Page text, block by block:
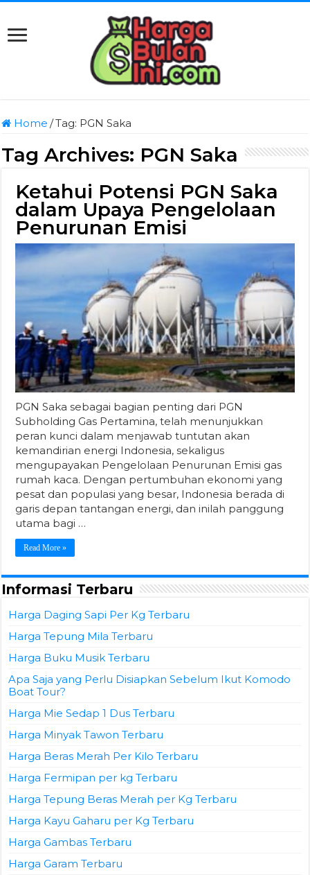
Home /Tag: PGN Saka
Tag Archives: PGN Saka
Ketahui Potensi PGN Saka
dalam Upaya Pengelolaan
Penurunan Emisi
PGN Saka sebagai bagian penting dari PGN
Subholding Gas Pertamina, telah menunjukkan
peran kunci dalam menjawab tuntutan akan
kemandirian energi Indonesia, sekaligus
mengupayakan Pengelolaan Penurunan Emisi gas
rumah kaca. Dengan pertumbuhan ekonomi yang
pesat dan populasi yang besar, Indonesia berada di
garis depan tantangan energi, dan inilah panggung
utama bagi …
Read More »
Informasi Terbaru
Harga Daging Sapi Per Kg Terbaru
Harga Tepung Mila Terbaru
Harga Buku Musik Terbaru
Apa Saja yang Perlu Disiapkan Sebelum Ikut Komodo
Boat Tour?
Harga Mie Sedap 1 Dus Terbaru
Harga Minyak Tawon Terbaru
Harga Beras Merah Per Kilo Terbaru
Harga Fermipan per kg Terbaru
Harga Tepung Beras Merah per Kg Terbaru
Harga Kayu Gaharu per Kg Terbaru
Harga Gambas Terbaru
Harga Garam Terbaru